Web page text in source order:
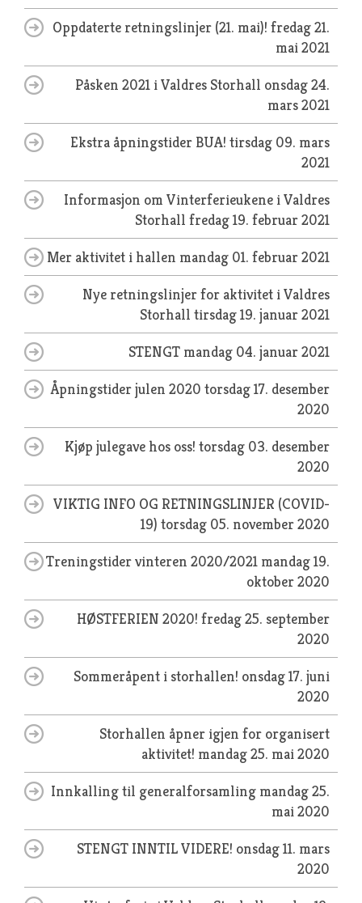
Oppdaterte retningslinjer (21. mai)! fredag 21.
mai 2021
Påsken 2021 i Valdres Storhall onsdag 24.
mars 2021
Ekstra åpningstider BUA! tirsdag 09. mars
2021
Informasjon om Vinterferieukene i Valdres
Storhall fredag 19. februar 2021
Mer aktivitet i hallen mandag 01. februar 2021
Nye retningslinjer for aktivitet i Valdres
Storhall tirsdag 19. januar 2021
STENGT mandag 04. januar 2021
Åpningstider julen 2020 torsdag 17. desember
2020
Kjøp julegave hos oss! torsdag 03. desember
2020
VIKTIG INFO OG RETNINGSLINJER (COVID-
19) torsdag 05. november 2020
Treningstider vinteren 2020/2021 mandag 19.
oktober 2020
HØSTFERIEN 2020! fredag 25. september
2020
Sommeråpent i storhallen! onsdag 17. juni
2020
Storhallen åpner igjen for organisert
aktivitet! mandag 25. mai 2020
Innkalling til generalforsamling mandag 25.
mai 2020
STENGT INNTIL VIDERE! onsdag 11. mars
2020